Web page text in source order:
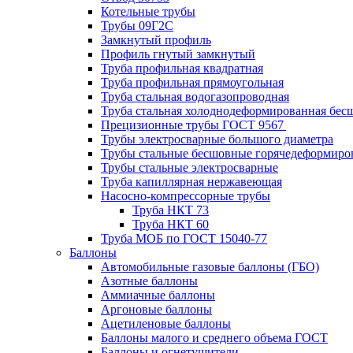
Котельные трубы
Трубы 09Г2С
Замкнутый профиль
Профиль гнутый замкнутый
Труба профильная квадратная
Труба профильная прямоугольная
Труба стальная водогазопроводная
Труба стальная холоднодеформированная
Прецизионные трубы ГОСТ 9567
Трубы электросварные большого диаметра
Трубы стальные бесшовные
Трубы стальные электросварные
Труба капиллярная нержавеющая
Насосно-компрессорные трубы
Труба НКТ 73
Труба НКТ 60
Труба МОБ по ГОСТ 15040-77
Баллоны
Автомобильные газовые баллоны (ГБО)
Азотные баллоны
Аммиачные баллоны
Аргоновые баллоны
Ацетиленовые баллоны
Баллоны малого и среднего объема ГОСТ